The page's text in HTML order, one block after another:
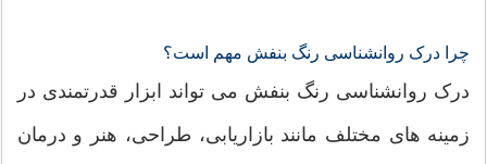
چرا درک روانشناسی رنگ بنفش مهم است؟
درک روانشناسی رنگ بنفش می تواند ابزار قدرتمندی در
زمینه های مختلف مانند بازاریابی، طراحی، هنر و درمان